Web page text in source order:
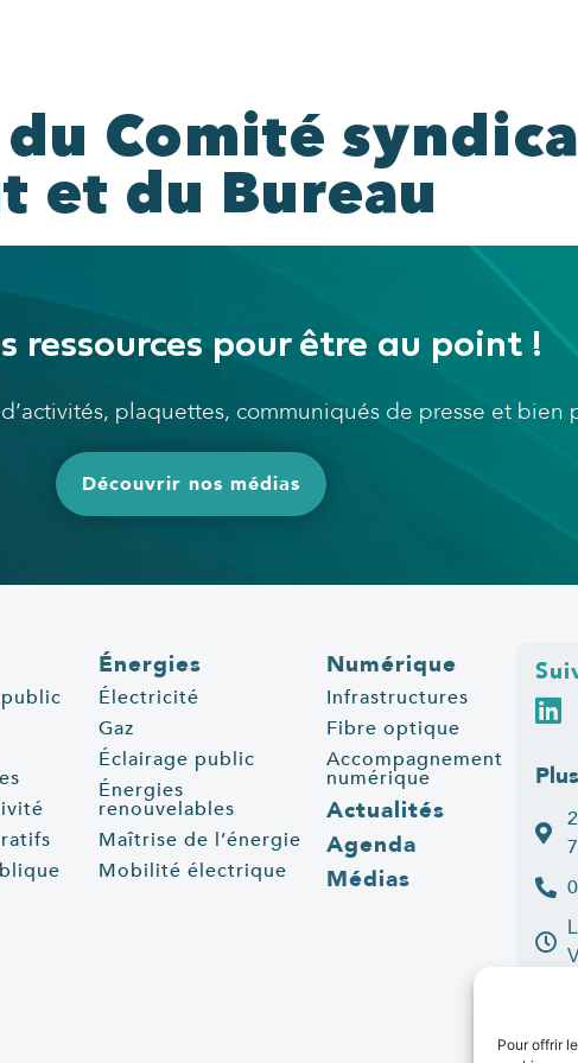
Pour offrir
Comité
et du Bureau
ressources pour être au point !
plaquettes, communiqués de presse et
Découvrir nos médias
Énergies
Électricité
Gaz
Éclairage public
Énergies
renouvelables
Maîtrise de l’énergie
Mobilité électrique
Numérique
Infrastructures
Fibre optique
Accompagnement
numérique
Actualités
Agenda
Médias